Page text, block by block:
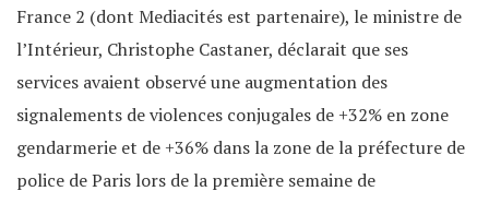
France 2 (dont Mediacités est partenaire), le ministre de
l’Intérieur, Christophe Castaner, déclarait que ses
services avaient observé une augmentation des
signalements de violences conjugales de +32% en zone
gendarmerie et de +36% dans la zone de la préfecture de
police de Paris lors de la première semaine de